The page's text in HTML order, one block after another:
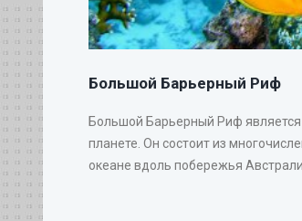
Большой Барьерный Риф
Большой Барьерный Риф
планете. Он состоит из
океане вдоль побережья